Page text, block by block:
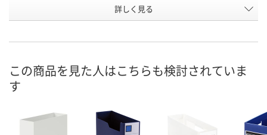
P238142 P207408
お届け日 8月11日（火）
ご注文後、お届けに
ついてご連絡いたし
8月11日（火）
数量
詳しく見る
この商品を見た人はこちらも検討されていま
す